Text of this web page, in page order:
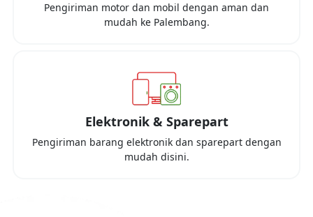
Pengiriman motor dan mobil dengan aman dan
mudah ke Palembang.
Elektronik & Sparepart
Pengiriman barang elektronik dan sparepart dengan
mudah disini.